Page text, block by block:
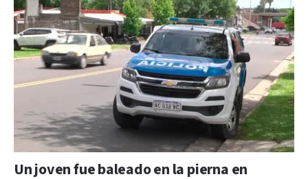
Un joven fue baleado en la pierna en